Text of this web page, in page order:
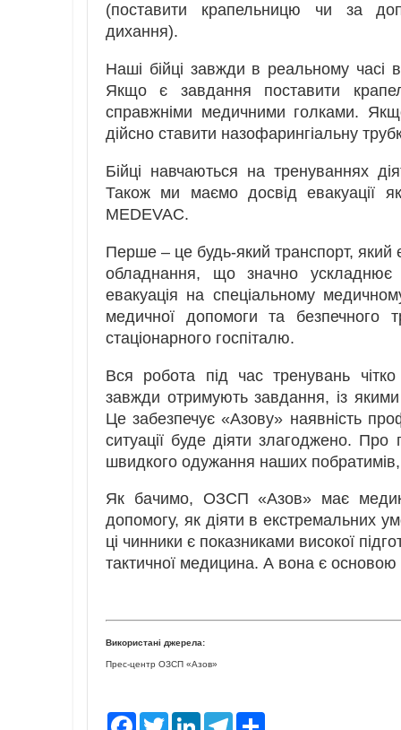
(поставити крапельницю чи за
дихання).
Наші бійці завжди в реальному часі
Якщо є завдання поставити
справжніми медичними голками.
дійсно ставити назофарингіальну
Бійці навчаються на тренуваннях
Також ми маємо досвід евакуації
MEDEVAC.
Перше – це будь-який транспорт,
обладнання, що значно
евакуація на спеціальному
медичної допомоги та безпечного
стаціонарного госпіталю.
Вся робота під час тренувань
завжди отримують завдання, із
Це забезпечує «Азову» наявність
ситуації буде діяти злагоджено. Про
швидкого одужання наших побратимів,
Як бачимо, ОЗСП «Азов» має
допомогу, як діяти в екстремальних
ці чинники є показниками високої
тактичної медицина. А вона є
Використані джерела:
Прес-центр ОЗСП «Азов»
F
T
L
T